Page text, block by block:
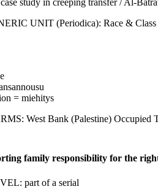
study in creeping transfer / Al-
UNIT (Periodica): Race &
= miehitys
West Bank (Palestine) Occupied
family responsibility for the
part of a serial